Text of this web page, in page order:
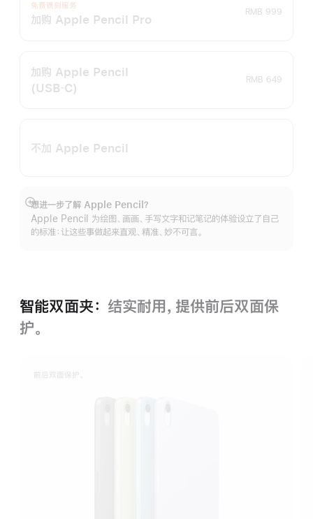
免费镌刻服务
加购 Apple Pencil Pro
RMB 999
加购 Apple Pencil
(USB‑C)
RMB 649
不加 Apple Pencil
想进一步了解 Apple Pencil？
Apple Pencil 为绘图、画画、手写文字和记笔记的体验设立了自己
的标准：让这些事做起来直观、精准、妙不可言。
展
开
智能双面夹： 结实耐用，提供前后双面保
护。